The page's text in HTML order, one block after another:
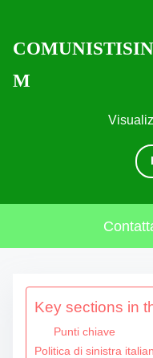
M
Key sections in
Punti chiave
Politica di sinistra